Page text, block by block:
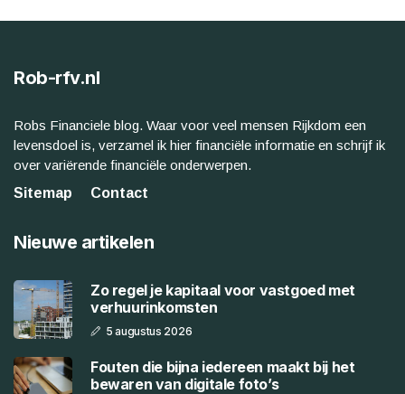
Rob-rfv.nl
Robs Financiele blog. Waar voor veel mensen Rijkdom een
levensdoel is, verzamel ik hier financiële informatie en schrijf ik
over variërende financiële onderwerpen.
Sitemap
Contact
Nieuwe artikelen
Zo regel je kapitaal voor vastgoed met
verhuurinkomsten
5 augustus 2026
Fouten die bijna iedereen maakt bij het
bewaren van digitale foto’s